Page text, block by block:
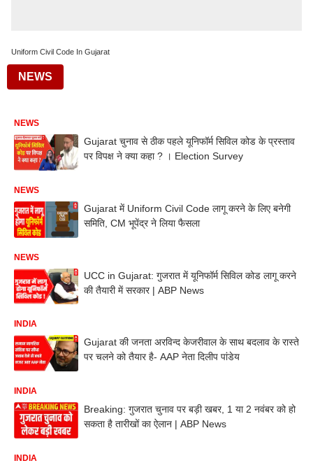
Uniform Civil Code In Gujarat
NEWS
NEWS
Gujarat चुनाव से ठीक पहले यूनिफॉर्म सिविल कोड के प्रस्ताव
पर विपक्ष ने क्या कहा ? । Election Survey
NEWS
Gujarat में Uniform Civil Code लागू करने के लिए बनेगी
समिति, CM भूपेंद्र ने लिया फैसला
NEWS
UCC in Gujarat: गुजरात में यूनिफॉर्म सिविल कोड लागू करने
की तैयारी में सरकार | ABP News
INDIA
Gujarat की जनता अरविन्द केजरीवाल के साथ बदलाव के रास्ते
पर चलने को तैयार है- AAP नेता दिलीप पांडेय
INDIA
Breaking: गुजरात चुनाव पर बड़ी खबर, 1 या 2 नवंबर को हो
सकता है तारीखों का ऐलान | ABP News
INDIA